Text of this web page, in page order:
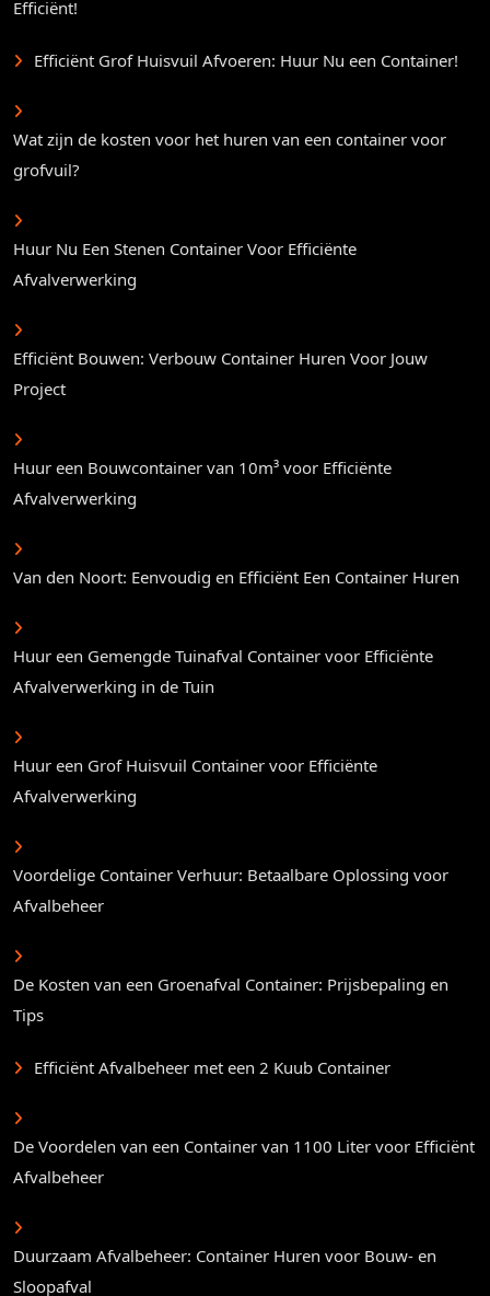
Efficiënt!
Efficiënt Grof Huisvuil Afvoeren: Huur Nu een Container!
Wat zijn de kosten voor het huren van een container voor
grofvuil?
Huur Nu Een Stenen Container Voor Efficiënte
Afvalverwerking
Efficiënt Bouwen: Verbouw Container Huren Voor Jouw
Project
Huur een Bouwcontainer van 10m³ voor Efficiënte
Afvalverwerking
Van den Noort: Eenvoudig en Efficiënt Een Container Huren
Huur een Gemengde Tuinafval Container voor Efficiënte
Afvalverwerking in de Tuin
Huur een Grof Huisvuil Container voor Efficiënte
Afvalverwerking
Voordelige Container Verhuur: Betaalbare Oplossing voor
Afvalbeheer
De Kosten van een Groenafval Container: Prijsbepaling en
Tips
Efficiënt Afvalbeheer met een 2 Kuub Container
De Voordelen van een Container van 1100 Liter voor Efficiënt
Afvalbeheer
Duurzaam Afvalbeheer: Container Huren voor Bouw- en
Sloopafval